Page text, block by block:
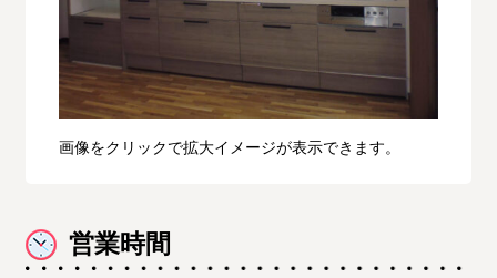
画像をクリックで拡大イメージが表示できます。
営業時間